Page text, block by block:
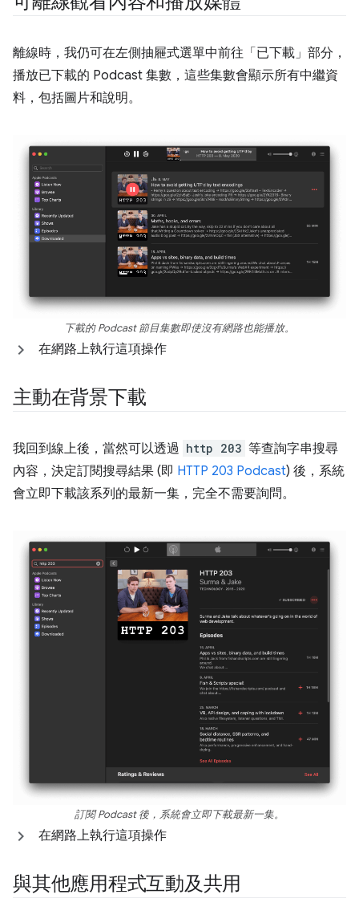
離線時，我仍可在左側抽屜式選單中前往「已下載」 部分，
播放已下載的 Podcast 集數，這些集數會顯示所有中繼資
料，包括圖片和說明。
下載的 Podcast 節目集數即使沒有網路也能播放。
在網路上執行這項操作
主動在背景下載
我回到線上後，當然可以透過 http 203 等查詢字串搜尋
內容，決定訂閱搜尋結果 (即 HTTP 203 Podcast) 後，系統
會立即下載該系列的最新一集，完全不需要詢問。
訂閱 Podcast 後，系統會立即下載最新一集。
在網路上執行這項操作
與其他應用程式互動及共用